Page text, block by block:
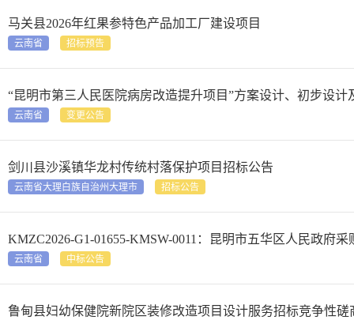
马关县2026年红果参特色产品加工厂建设项目
云南省 招标预告
“昆明市第三人民医院病房改造提升项目”方案设计、初步设
云南省 变更公告
剑川县沙溪镇华龙村传统村落保护项目招标公告
云南省大理白族自治州大理市 招标公告
云南省 中标公告
鲁甸县妇幼保健院新院区装修改造项目设计服务招标竞争性磋